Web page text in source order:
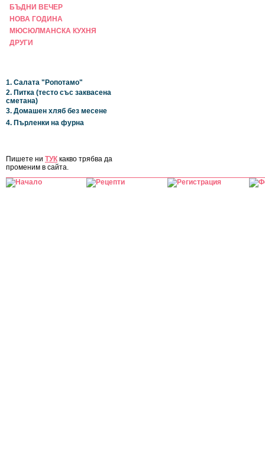
БЪДНИ ВЕЧЕР
НОВА ГОДИНА
МЮСЮЛМАНСКА КУХНЯ
ДРУГИ
1. Салата "Ропотамо"
2. Питка (тесто със заквасена
сметана)
3. Домашен хляб без месене
4. Пърленки на фурна
Пишете ни ТУК какво трябва да
променим в сайта.